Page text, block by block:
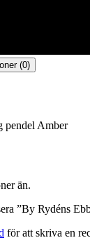
(0)
pendel Amber
än.
”By Rydéns
för att skriva en